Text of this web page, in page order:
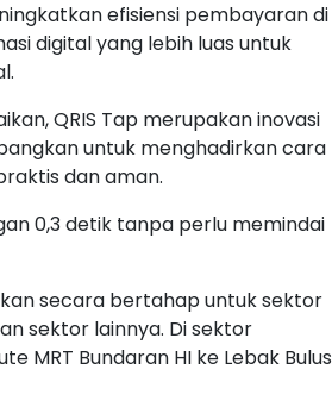
efisiensi pembayaran di
digital yang lebih luas untuk
QRIS Tap merupakan inovasi
untuk menghadirkan cara
dan aman.
0,3 detik tanpa perlu memindai
secara bertahap untuk sektor
sektor lainnya. Di sektor
MRT Bundaran HI ke Lebak Bulus